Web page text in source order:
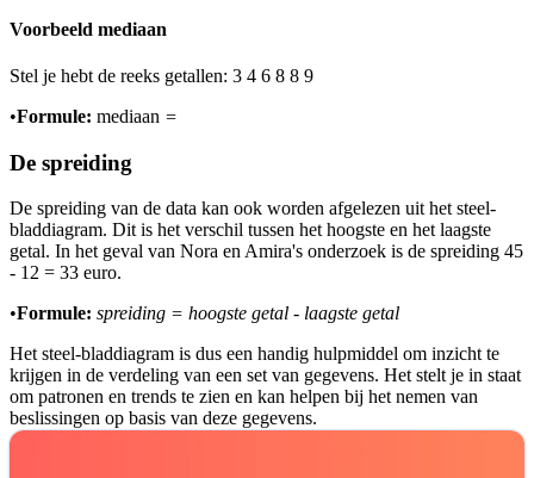
Voorbeeld mediaan
Stel je hebt de reeks getallen: 3 4 6 8 8 9
•Formule: mediaan =
De spreiding
De spreiding van de data kan ook worden afgelezen uit het steel-
bladdiagram. Dit is het verschil tussen het hoogste en het laagste
getal. In het geval van Nora en Amira's onderzoek is de spreiding 45
- 12 = 33 euro.
•Formule: spreiding = hoogste getal - laagste getal
Het steel-bladdiagram is dus een handig hulpmiddel om inzicht te
krijgen in de verdeling van een set van gegevens. Het stelt je in staat
om patronen en trends te zien en kan helpen bij het nemen van
beslissingen op basis van deze gegevens.